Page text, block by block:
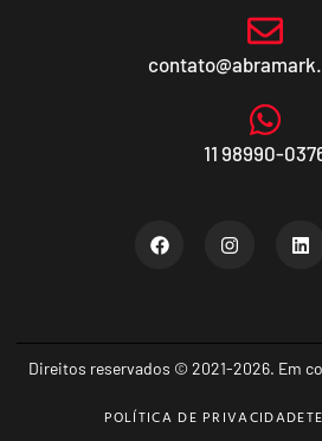
11 98990-
Direitos reservados © 2021-2026. Em
POLÍTICA DE PRIVACIDADE